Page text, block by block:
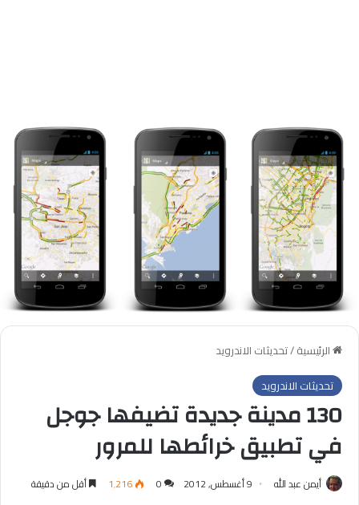
الرئيسية/تحديثات الاندرويد
تحديثات الاندرويد
130 مدينة جديدة تضيفها جوجل
في تطبيق خرائطها للمرور
أيمن عبد الله 9 أغسطس, 2012 0 1٬216 أقل من دقيقة